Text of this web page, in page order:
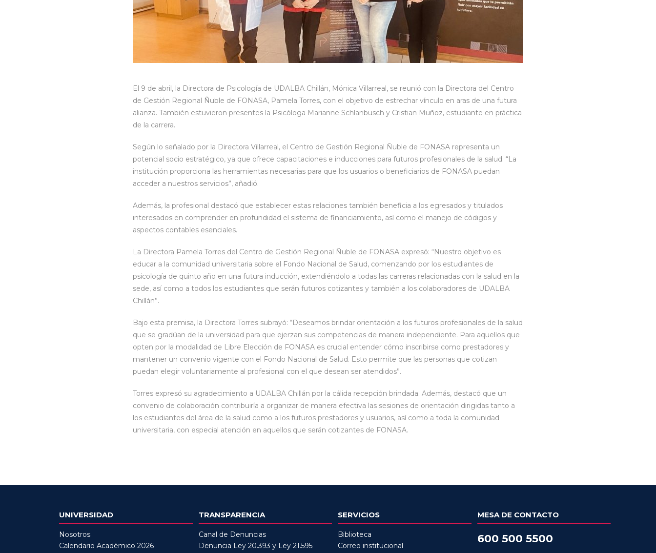
El 9 de abril, la Directora de Psicología de UDALBA Chillán, Mónica Villarreal, se reunió con la Directora del Centro
de Gestión Regional Ñuble de FONASA, Pamela Torres, con el objetivo de estrechar vínculo en aras de una futura
alianza. También estuvieron presentes la Psicóloga Marianne Schlanbusch y Cristian Muñoz, estudiante en práctica
de la carrera.
Según lo señalado por la Directora Villarreal, el Centro de Gestión Regional Ñuble de FONASA representa un
potencial socio estratégico, ya que ofrece capacitaciones e inducciones para futuros profesionales de la salud. “La
institución proporciona las herramientas necesarias para que los usuarios o beneficiarios de FONASA puedan
acceder a nuestros servicios”, añadió.
Además, la profesional destacó que establecer estas relaciones también beneficia a los egresados y titulados
interesados en comprender en profundidad el sistema de financiamiento, así como el manejo de códigos y
aspectos contables esenciales.
La Directora Pamela Torres del Centro de Gestión Regional Ñuble de FONASA expresó: “Nuestro objetivo es
educar a la comunidad universitaria sobre el Fondo Nacional de Salud, comenzando por los estudiantes de
psicología de quinto año en una futura inducción, extendiéndolo a todas las carreras relacionadas con la salud en la
sede, así como a todos los estudiantes que serán futuros cotizantes y también a los colaboradores de UDALBA
Chillán”.
Bajo esta premisa, la Directora Torres subrayó: “Deseamos brindar orientación a los futuros profesionales de la salud
que se gradúan de la universidad para que ejerzan sus competencias de manera independiente. Para aquellos que
opten por la modalidad de Libre Elección de FONASA es crucial entender cómo inscribirse como prestadores y
mantener un convenio vigente con el Fondo Nacional de Salud. Esto permite que las personas que cotizan
puedan elegir voluntariamente al profesional con el que desean ser atendidos”.
Torres expresó su agradecimiento a UDALBA Chillán por la cálida recepción brindada. Además, destacó que un
convenio de colaboración contribuiría a organizar de manera efectiva las sesiones de orientación dirigidas tanto a
los estudiantes del área de la salud como a los futuros prestadores y usuarios, así como a toda la comunidad
universitaria, con especial atención en aquellos que serán cotizantes de FONASA.
UNIVERSIDAD
Nosotros
Calendario Académico 2026
TRANSPARENCIA
Canal de Denuncias
Denuncia Ley 20.393 y Ley 21.595
SERVICIOS
Biblioteca
Correo institucional
MESA DE CONTACTO
600 500 5500